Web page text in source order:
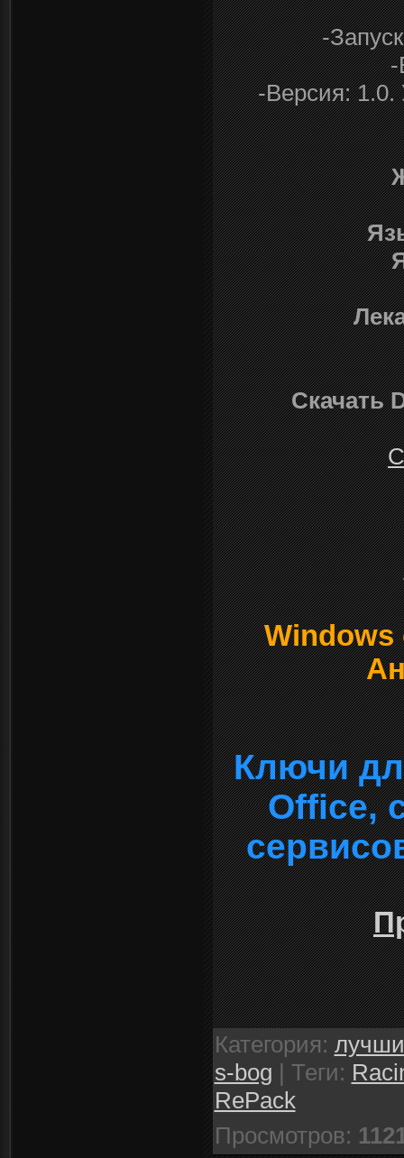
-
-
-Версия: 1.0.
Скачать
Windows
Ключи
Office,
Категория:
s-bog | Теги:
RePack
Просмотров: